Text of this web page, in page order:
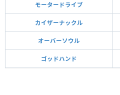
モータードライブ
カイザーナックル
オーバーソウル
ゴッドハンド